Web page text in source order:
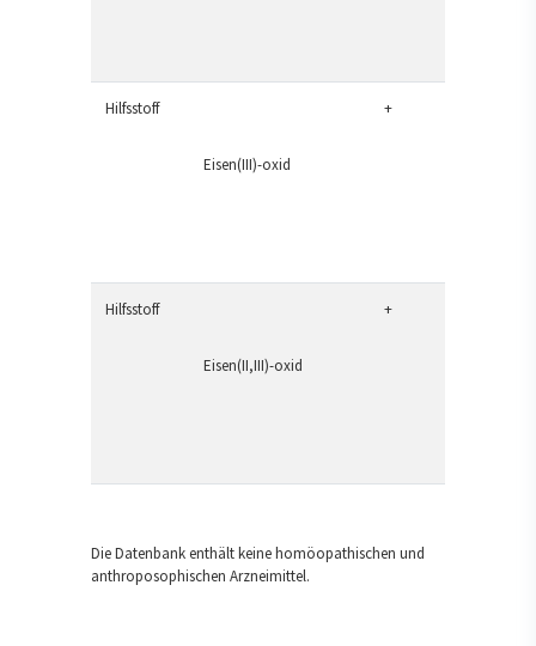
Hilfsstoff
Eisen(III)-oxid
+
Hilfsstoff
Eisen(II,III)-oxid
+
Die Datenbank enthält keine homöopathischen und
anthroposophischen Arzneimittel.